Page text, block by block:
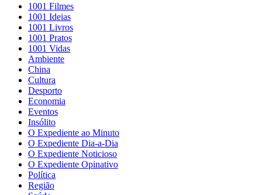
1001 Filmes
1001 Ideias
1001 Livros
1001 Pratos
1001 Vidas
Ambiente
China
Cultura
Desporto
Economia
Eventos
Insólito
O Expediente ao Minuto
O Expediente Dia-a-Dia
O Expediente Noticioso
O Expediente Opinativo
Política
Região